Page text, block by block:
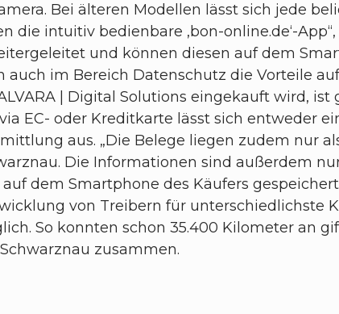
Bei älteren Modellen lässt sich jede
die intuitiv bedienbare ‚bon-online.de‘-
und können diesen auf dem
im Bereich Datenschutz die Vorteile
| Digital Solutions eingekauft wird, ist
EC- oder Kreditkarte lässt sich entweder
aus. „Die Belege liegen zudem nur
Die Informationen sind außerdem
dem Smartphone des Käufers
von Treibern für unterschiedlichste
So konnten schon 35.400 Kilometer an
zusammen.